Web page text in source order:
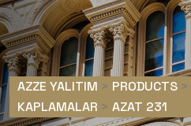
AZZE YALITIM > PRODUCTS >
KAPLAMALAR > AZAT 231